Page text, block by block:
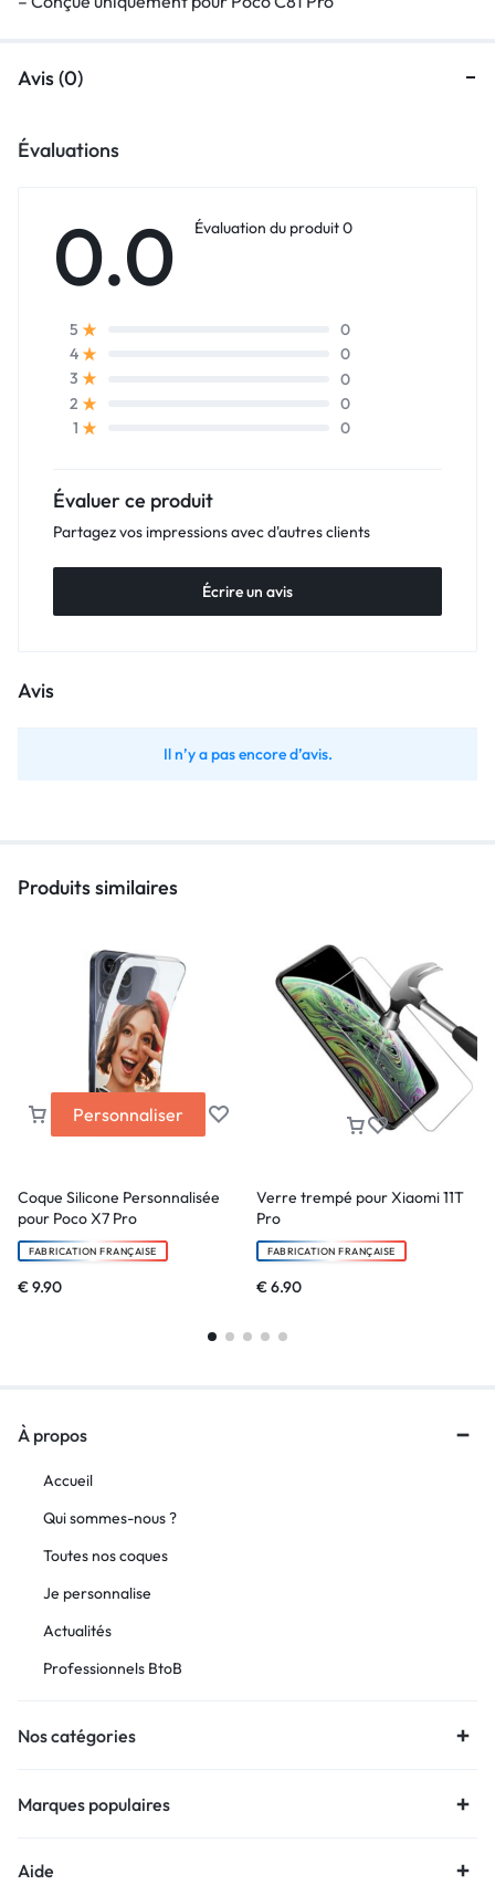
Avis (0)
Évaluations
0.0 Évaluation du produit 0
5
0
4
0
3
0
2
0
1
0
Évaluer ce produit
Partagez vos impressions avec d'autres clients
Écrire un avis
Avis
Il n’y a pas encore d’avis.
Produits similaires
Personnaliser
Coque Silicone Personnalisée
pour Poco X7 Pro
FABRICATION FRANÇAISE
€9.90
Verre trempé pour Xiaomi 11T
Pro
FABRICATION FRANÇAISE
€6.90
À propos
Accueil
Qui sommes-nous ?
Toutes nos coques
Je personnalise
Actualités
Professionnels BtoB
Nos catégories
Marques populaires
Aide